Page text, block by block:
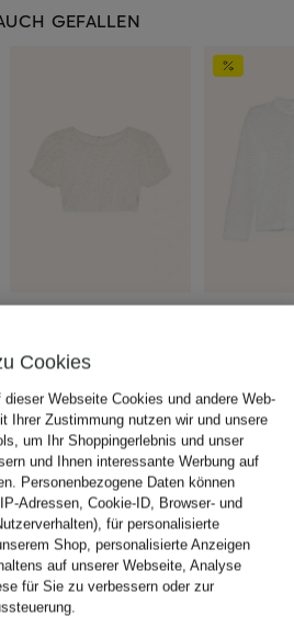
GEFALLEN
CHF 199
Ursprünglich:
Cookies
Webseite Cookies und andere Web-
Ihrer Zustimmung nutzen wir und unsere
um Ihr Shoppingerlebnis und unser
und Ihnen interessante Werbung auf
Personenbezogene Daten können
Adressen, Cookie-ID, Browser- und
für personalisierte
Shop, personalisierte Anzeigen
auf unserer Webseite, Analyse
für Sie zu verbessern oder zur